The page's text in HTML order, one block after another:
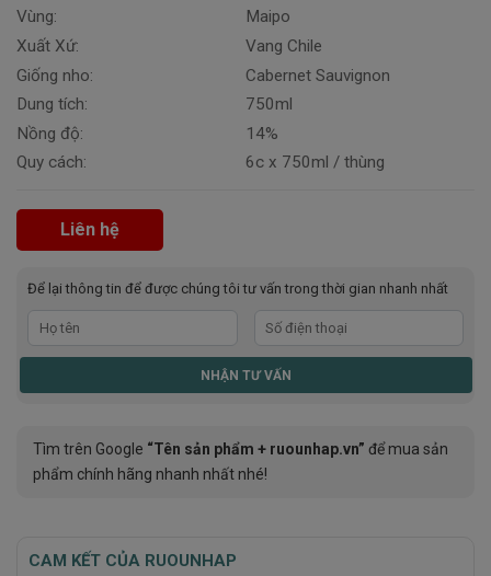
Vùng:
Xuất Xứ:
Giống nho:
Dung tích:
Nồng độ:
Quy cách:
Maipo
Vang Chile
Cabernet Sauvignon
750ml
14%
6c x 750ml / thùng
Liên hệ
Để lại thông tin để được chúng tôi tư vấn trong thời gian nhanh nhất
Tìm trên Google “Tên sản phẩm + ruounhap.vn” để mua sản
phẩm chính hãng nhanh nhất nhé!
CAM KẾT CỦA RUOUNHAP